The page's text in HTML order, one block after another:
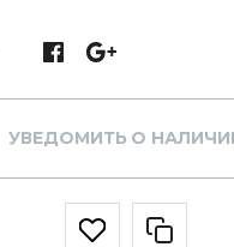
УВЕДОМИТЬ О